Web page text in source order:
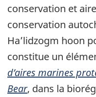
conservation et
conservation
Ha’lidzogm hoon
constitue un
d’aires marines
Bear, dans la